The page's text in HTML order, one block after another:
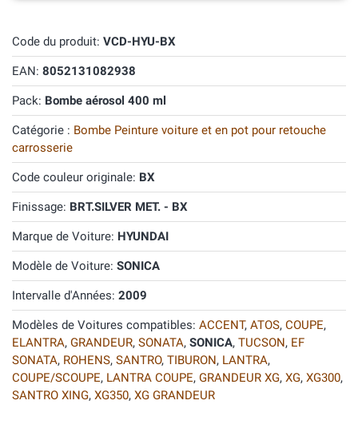
Code du produit: VCD-HYU-BX
EAN: 8052131082938
Pack: Bombe aérosol 400 ml
Catégorie : Bombe Peinture voiture et en pot pour retouche
carrosserie
Code couleur originale: BX
Finissage: BRT.SILVER MET. - BX
Marque de Voiture: HYUNDAI
Modèle de Voiture: SONICA
Intervalle d'Années: 2009
Modèles de Voitures compatibles: ACCENT, ATOS, COUPE,
ELANTRA, GRANDEUR, SONATA, SONICA, TUCSON, EF
SONATA, ROHENS, SANTRO, TIBURON, LANTRA,
COUPE/SCOUPE, LANTRA COUPE, GRANDEUR XG, XG, XG300,
SANTRO XING, XG350, XG GRANDEUR